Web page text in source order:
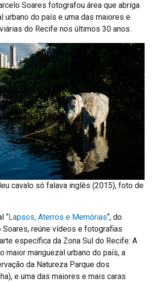
Soares fotografou área que abriga
urbano do país e uma das maiores e
do Recife nos últimos 30 anos.
cavalo só falava inglês (2015), foto de
“Lapsos, Aterros e Memórias“, do
reúne vídeos e fotografias
específica da Zona Sul do Recife: A
maior manguezal urbano do país, a
da Natureza Parque dos
e uma das maiores e mais caras